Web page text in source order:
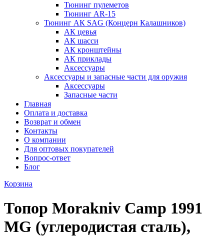
Тюнинг пулеметов
Тюнинг AR-15
Тюнинг АК SAG (Концерн Калашников)
АК цевья
АК шасси
АК кронштейны
АК приклады
Аксессуары
Аксессуары и запасные части для оружия
Аксессуары
Запасные части
Главная
Оплата и доставка
Возврат и обмен
Контакты
О компании
Для оптовых покупателей
Вопрос-ответ
Блог
Корзина
Топор Morakniv Camp 1991
MG (углеродистая сталь),